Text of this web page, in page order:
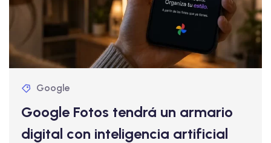
Google
Google Fotos tendrá un armario
digital con inteligencia artificial